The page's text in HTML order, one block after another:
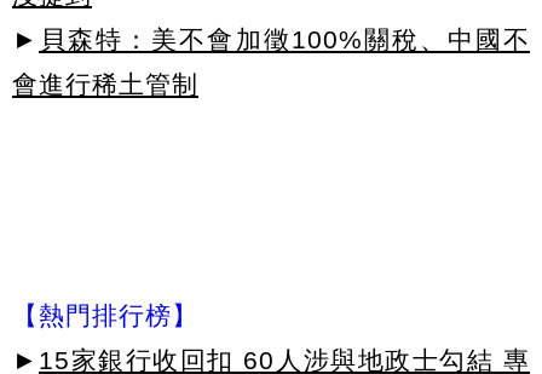
► 貝森特：美不會加徵100%關稅、中國不
會進行稀土管制
【熱門排行榜】
► 15家銀行收回扣 60人涉與地政士勾結 專